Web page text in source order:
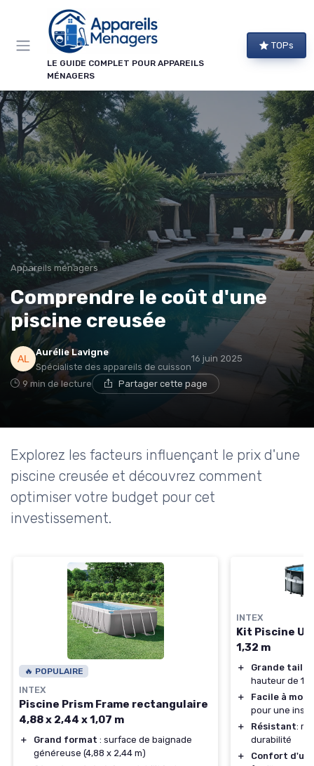
LE GUIDE COMPLET POUR APPAREILS
MÉNAGERS
TOPs
Appareils ménagers
Comprendre le coût d'une
piscine creusée
Aurélie Lavigne
Spécialiste des appareils de cuisson
16 juin 2025
9 min de lecture Partager cette page
Explorez les facteurs influençant le prix d'une
piscine creusée et découvrez comment
optimiser votre budget pour cet
investissement.
🔥 POPULAIRE
INTEX
Piscine Prism Frame rectangulaire
4,88 x 2,44 x 1,07 m
＋ Grand format : surface de baignade
généreuse (4,88 x 2,44 m)
INTEX
Kit Piscine
1,32 m
＋ Grande taille
hauteur de
＋
Facile à
pour une
＋
Résistant:
durabilité
＋
Confort
Panneau de gestion des cookies